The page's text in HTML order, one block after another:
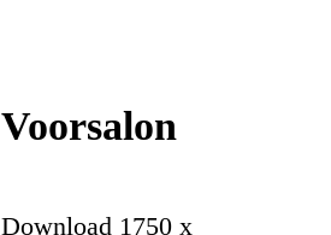
Voorsalon
Download 1750 x